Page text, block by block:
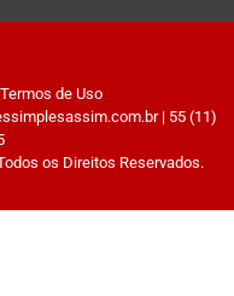
Termos de Uso
| 55 (11)
os Direitos Reservados.